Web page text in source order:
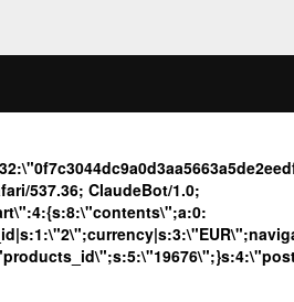
537.36; ClaudeBot/1.0;